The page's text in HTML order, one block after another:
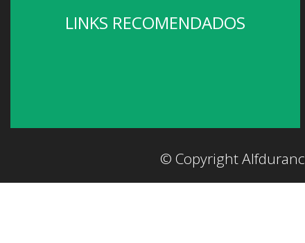
LINKS RECOMENDADOS
© Copyright